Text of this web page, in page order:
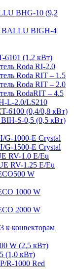
BHG-10 (9,2
BALLU BIGH-4
6101 (1,2 кВт)
Roda RI-2.0
Roda RIT – 1.5
Roda RIT – 2.0
RodaRIT – 4.5
L-2.0/LS210
6100 (0,4/0,8 кВт)
S-0,5 (0,5 кВт)
G-1000-Е Crystal
G-1500-Е Crystal
RV-1.0 E/Eu
RV-1.25 E/Eu
W
1000 W
2000 W
к конвекторам
W (2,5 кВт)
(1,0 кВт)
R-1000 Red